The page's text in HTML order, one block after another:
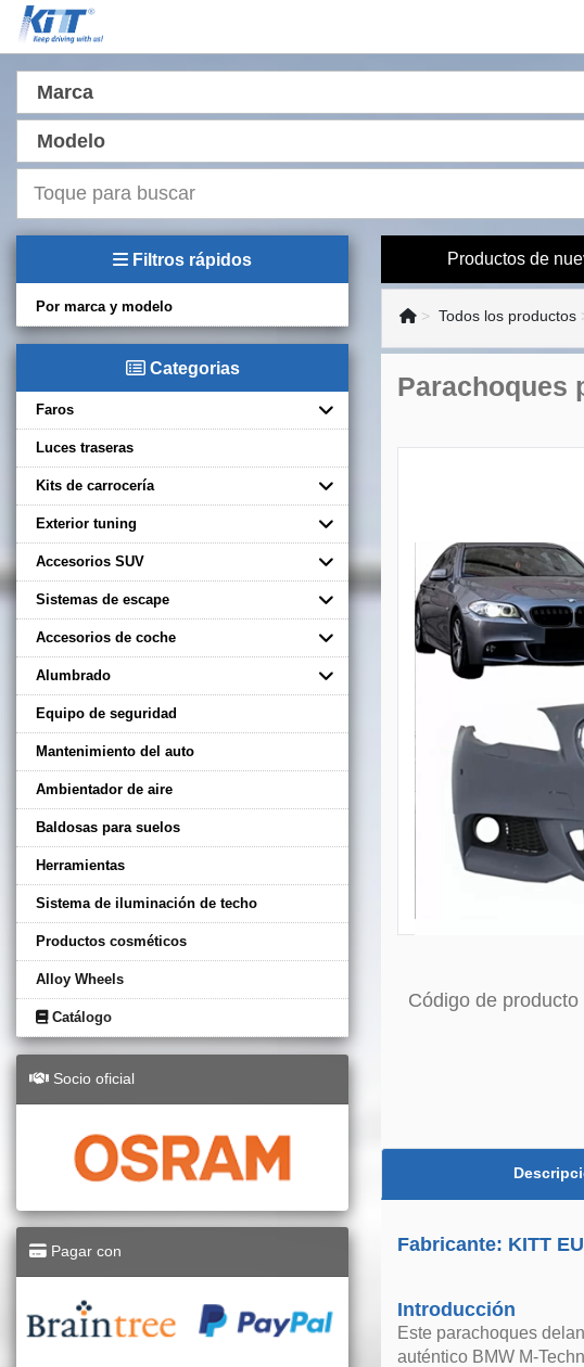
Marca
Modelo
Filtros rápidos
Por marca y modelo
Categorias
Faros
Luces traseras
Kits de carrocería
Exterior tuning
Accesorios SUV
Sistemas de escape
Accesorios de coche
Alumbrado
Equipo de seguridad
Mantenimiento del auto
Ambientador de aire
Baldosas para suelos
Herramientas
Sistema de iluminación de techo
Productos cosméticos
Alloy Wheels
Catálogo
Socio oficial
Pagar con
Productos de
Todos los productos
Parachoques
Código de producto
Fabricante: KITT EU
Introducción
Este parachoques
auténtico BMW M-